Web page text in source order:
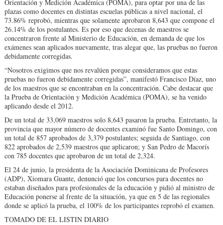
Orientación y Medición Académica (POMA), para optar por una de las
plazas como docentes en distintas escuelas públicas a nivel nacional, el
73.86% reprobó, mientras que solamente aprobaron 8,643 que compone el
26.14% de los postulantes. Es por eso que decenas de maestros se
concentraron frente al Ministerio de Educación, en demanda de que los
exámenes sean aplicados nuevamente, tras alegar que, las pruebas no fueron
debidamente corregidas.
“Nosotros exigimos que nos revalúen porque consideramos que estas
pruebas no fueron debidamente corregidas”, manifestó Francisco Díaz, uno
de los maestros que se encontraban en la concentración. Cabe destacar que
la Prueba de Orientación y Medición Académica (POMA), se ha venido
aplicando desde el 2012.
De un total de 33,069 maestros solo 8,643 pasaron la prueba. Entretanto, la
provincia que mayor número de docentes examinó fue Santo Domingo, con
un total de 857 aprobados de 3,379 postulantes; seguida de Santiago, con
822 aprobados de 2,539 maestros que aplicaron; y San Pedro de Macorís
con 785 docentes que aprobaron de un total de 2,324.
El 24 de junio, la presidenta de la Asociación Dominicana de Profesores
(ADP), Xiomara Guante, denunció que los concursos para docentes no
estaban diseñados para profesionales de la educación y pidió al ministro de
Educación ponerse al frente de la situación, ya que en 5 de las regionales
donde se aplicó la prueba, el 100% de los participantes reprobó el examen.
TOMADO DE EL LISTIN DIARIO